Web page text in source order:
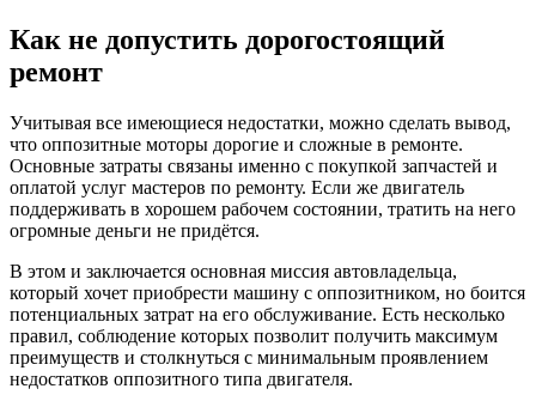
Как не допустить дорогостоящий
ремонт
Учитывая все имеющиеся недостатки, можно сделать вывод,
что оппозитные моторы дорогие и сложные в ремонте.
Основные затраты связаны именно с покупкой запчастей и
оплатой услуг мастеров по ремонту. Если же двигатель
поддерживать в хорошем рабочем состоянии, тратить на него
огромные деньги не придётся.
В этом и заключается основная миссия автовладельца,
который хочет приобрести машину с оппозитником, но боится
потенциальных затрат на его обслуживание. Есть несколько
правил, соблюдение которых позволит получить максимум
преимуществ и столкнуться с минимальным проявлением
недостатков оппозитного типа двигателя.